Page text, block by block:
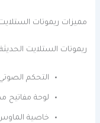
مميزات ريموتات
ريموتات الستلايت
التحكم
لوحة مفاتيح
خاصية